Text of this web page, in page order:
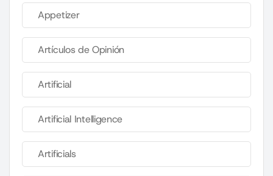
Appetizer
Artículos de Opinión
Artificial
Artificial Intelligence
Artificials